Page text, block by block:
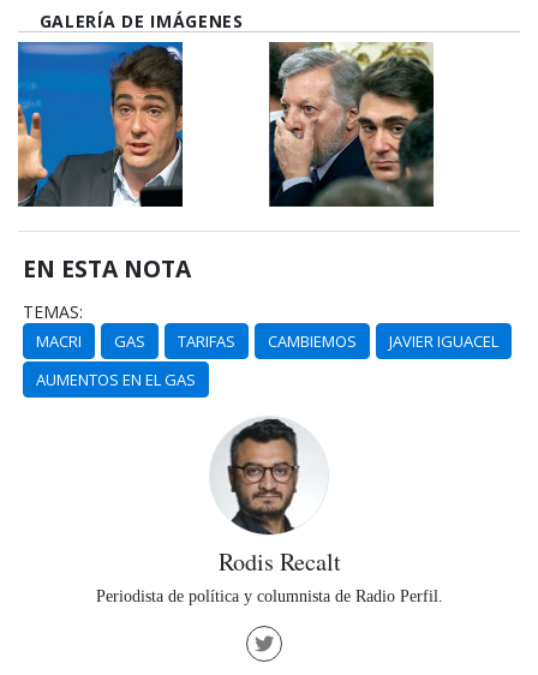
GALERÍA DE IMÁGENES
EN ESTA NOTA
TEMAS:
MACRI GAS TARIFAS CAMBIEMOS
JAVIER IGUACEL
AUMENTOS EN EL GAS
Rodis Recalt
Periodista de política y columnista de Radio Perfil.